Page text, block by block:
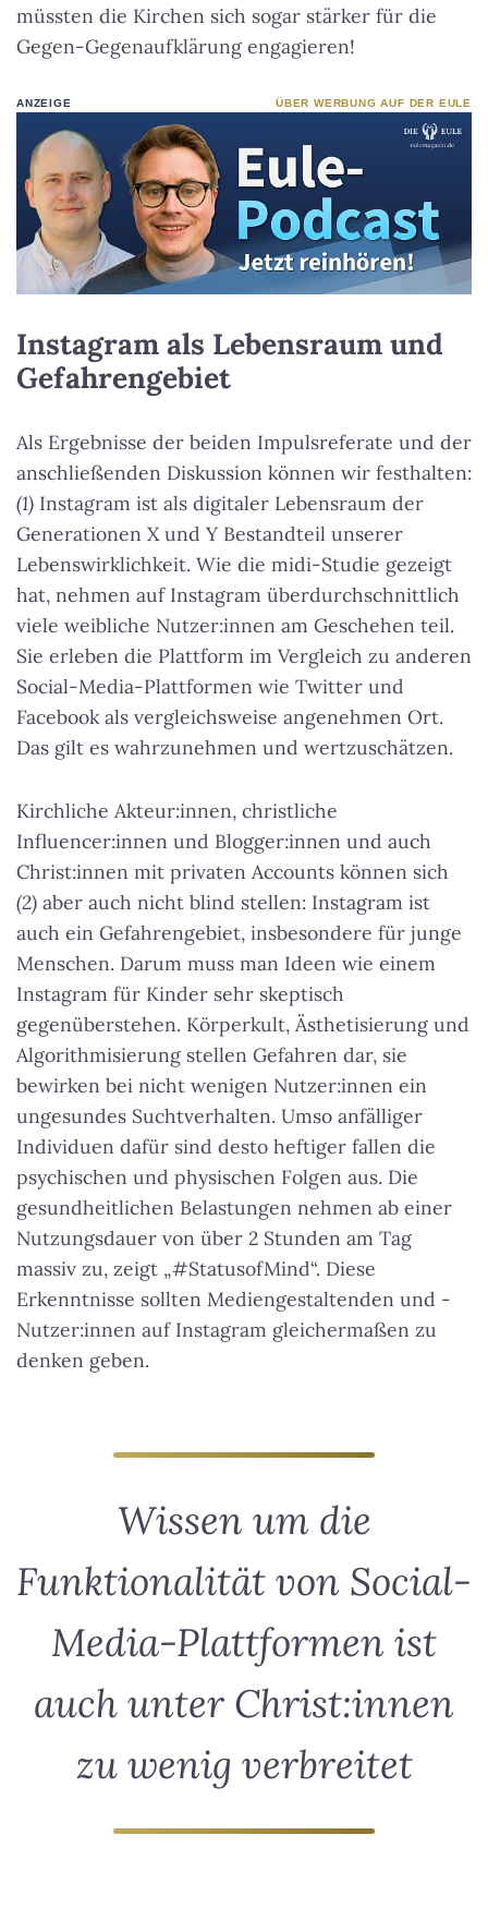
müssten die Kirchen sich sogar stärker für die
Gegen-Gegenaufklärung engagieren!
ANZEIGE ÜBER WERBUNG AUF DER EULE
Instagram als Lebensraum und
Gefahrengebiet
Als Ergebnisse der beiden Impulsreferate und der
anschließenden Diskussion können wir festhalten:
(1) Instagram ist als digitaler Lebensraum der
Generationen X und Y Bestandteil unserer
Lebenswirklichkeit. Wie die midi-Studie gezeigt
hat, nehmen auf Instagram überdurchschnittlich
viele weibliche Nutzer:innen am Geschehen teil.
Sie erleben die Plattform im Vergleich zu anderen
Social-Media-Plattformen wie Twitter und
Facebook als vergleichsweise angenehmen Ort.
Das gilt es wahrzunehmen und wertzuschätzen.
Kirchliche Akteur:innen, christliche
Influencer:innen und Blogger:innen und auch
Christ:innen mit privaten Accounts können sich
(2) aber auch nicht blind stellen: Instagram ist
auch ein Gefahrengebiet, insbesondere für junge
Menschen. Darum muss man Ideen wie einem
Instagram für Kinder sehr skeptisch
gegenüberstehen. Körperkult, Ästhetisierung und
Algorithmisierung stellen Gefahren dar, sie
bewirken bei nicht wenigen Nutzer:innen ein
ungesundes Suchtverhalten. Umso anfälliger
Individuen dafür sind desto heftiger fallen die
psychischen und physischen Folgen aus. Die
gesundheitlichen Belastungen nehmen ab einer
Nutzungsdauer von über 2 Stunden am Tag
massiv zu, zeigt „#StatusofMind“. Diese
Erkenntnisse sollten Mediengestaltenden und -
Nutzer:innen auf Instagram gleichermaßen zu
denken geben.
Wissen um die
Funktionalität von Social-
Media-Plattformen ist
auch unter Christ:innen
zu wenig verbreitet